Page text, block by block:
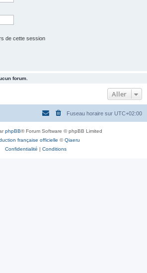
de cette session
forum.
Aller
Fuseau horaire sur UTC+02:00
phpBB® Forum Software © phpBB Limited
française officielle ©Qiaeru
Confidentialité | Conditions